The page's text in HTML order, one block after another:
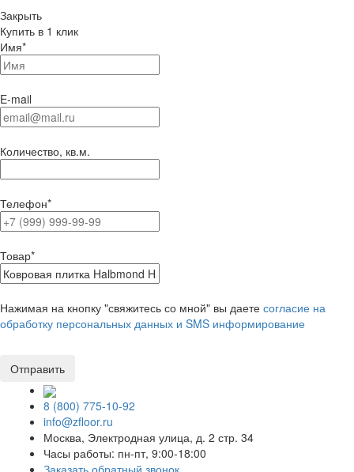
Закрыть
Купить в 1 клик
Имя*
E-mail
Количество, кв.м.
Телефон*
Товар*
Нажимая на кнопку "свяжитесь со мной" вы даете согласие на
обработку персональных данных и SMS информирование
8 (800) 775-10-92
info@zfloor.ru
Москва, Электродная улица, д. 2 стр. 34
Часы работы: пн-пт, 9:00-18:00
Заказать обратный звонок